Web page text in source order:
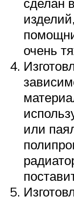
очень
или